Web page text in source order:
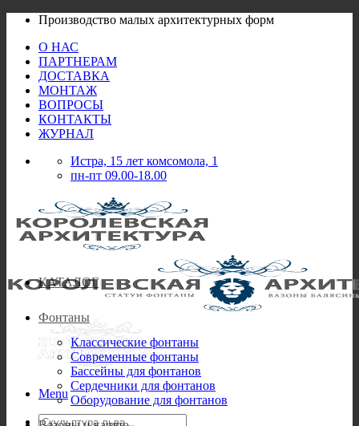
Skip
content
Производство малых архитектурных форм
О НАС
ПАРТНЕРАМ
ДОСТАВКА
МОНТАЖ
ВОПРОСЫ
КОНТАКТЫ
ЖУРНАЛ
Истра, 15 лет комсомола, 1
пн-пт 09.00-18.00
Menu
Искать:
КАТАЛОГ
Фонтаны
Классические фонтаны
Современные фонтаны
Бассейны для фонтанов
Сердечники для фонтанов
Оборудование для фонтанов